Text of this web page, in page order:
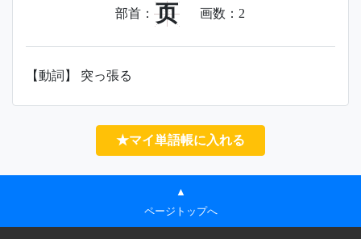
部首： 页 画数： 2
【動詞】 突っ張る
★マイ単語帳に入れる
▲
ページトップへ